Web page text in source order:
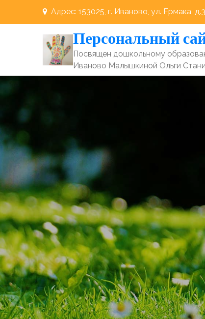
содержимому
Адрес: 153025, г. Иваново, ул. Ермака,
Персональный
Посвящен дошкольному
Иваново Малышкиной Ольги